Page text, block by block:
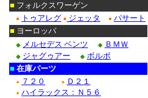
■ フォルクスワーゲン
● トゥアレグ ● ジェッタ ● パサート
■ ヨーロッパ
◆ メルセデス ベンツ ◆ ＢＭＷ
◆ ジャグゥアー ◆ ボルボ
■ 在庫パーツ
● ７２０ ● Ｄ２１
● ハイラックス：Ｎ５６